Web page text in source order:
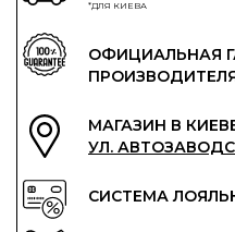
*ДЛЯ КИЕВА
ОФИЦИАЛЬНАЯ
МАГАЗИН В
УЛ.
СИСТЕМА